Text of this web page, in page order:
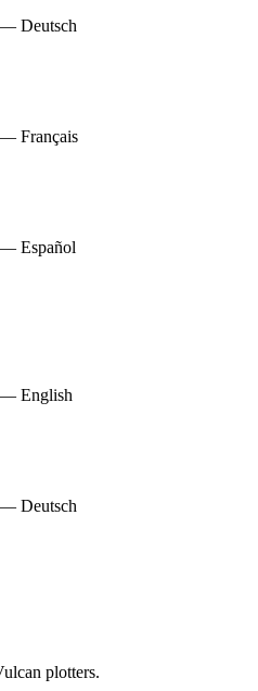
Deutsch
Français
Español
— English
Deutsch
plotters.